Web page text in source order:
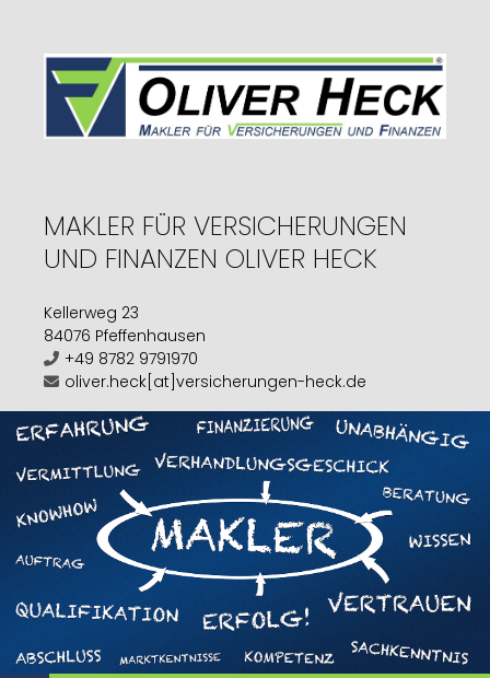
MAKLER FÜR VERSICHERUNGEN
UND FINANZEN OLIVER HECK
Kellerweg 23
84076 Pfeffenhausen
+49 8782 9791970
oliver.heck[at]versicherungen-heck.de